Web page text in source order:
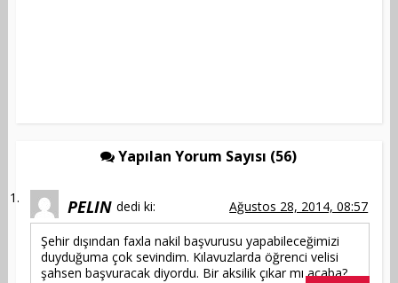
Yapılan Yorum Sayısı (56)
PELIN dedi ki: Ağustos 28, 2014, 08:57
Şehir dışından faxla nakil başvurusu yapabileceğimizi
duyduğuma çok sevindim. Kılavuzlarda öğrenci velisi
şahsen başvuracak diyordu. Bir aksilik çıkar mı acaba?